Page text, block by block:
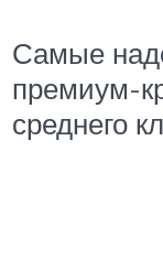
Самые
премиум-
среднего